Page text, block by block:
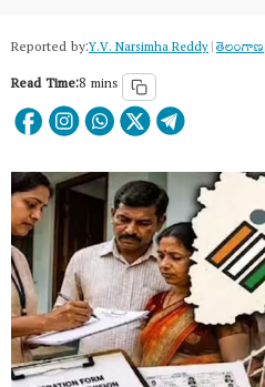
Reported by:Y.V. Narsimha Reddy|తెలంగాణ‌
Read Time:8 mins